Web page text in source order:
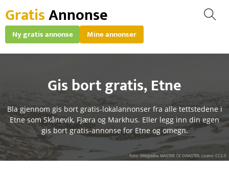
GratisAnnonse
Ny gratis annonse Mine annonser
Gis bort gratis,Etne
Bla gjennom gis bort gratis-lokalannonser fra alle tettstedene i
Etne som Skånevik, Fjæra og Markhus. Eller legg inn din egen
gis bort gratis-annonse for Etne og omegn.
Foto: Wikipedia: MASTER OF DISASTER, Lisens: CC3.0